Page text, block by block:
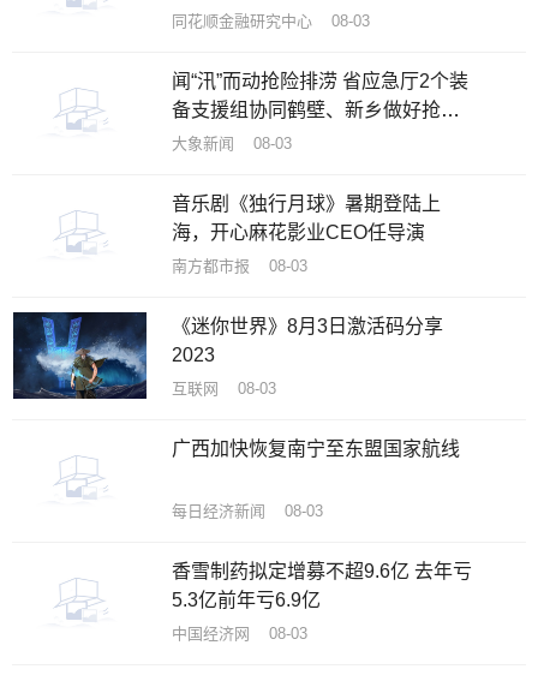
同花顺金融研究中心 08-03
闻“汛”而动抢险排涝 省应急厅2个装
备支援组协同鹤壁、新乡做好抢排
工作
大象新闻 08-03
音乐剧《独行月球》暑期登陆上
海，开心麻花影业CEO任导演
南方都市报 08-03
《迷你世界》8月3日激活码分享
2023
互联网 08-03
广西加快恢复南宁至东盟国家航线
每日经济新闻 08-03
香雪制药拟定增募不超9.6亿 去年亏
5.3亿前年亏6.9亿
中国经济网 08-03